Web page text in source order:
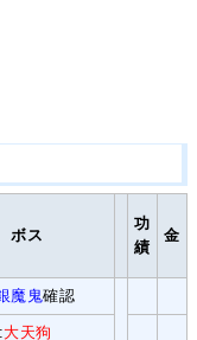
ボス
功
績
金
魔鬼確認
大天狗